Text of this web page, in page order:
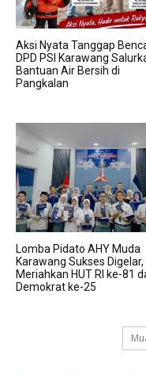
Aksi Nyata Tanggap
DPD PSI Karawang
Bantuan Air Bersih di
Pangkalan
Lomba Pidato AHY Muda
Karawang Sukses Digelar,
Meriahkan HUT RI ke-81
Demokrat ke-25